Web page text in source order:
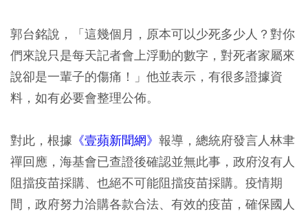
郭台銘說，「這幾個月，原本可以少死多少人？對你
們來說只是每天記者會上浮動的數字，對死者家屬來
說卻是一輩子的傷痛！」他並表示，有很多證據資
料，如有必要會整理公佈。
對此，根據 《壹蘋新聞網》 報導，總統府發言人林聿
禪回應，海基會已查證後確認並無此事，政府沒有人
阻擋疫苗採購、也絕不可能阻擋疫苗採購。疫情期
間，政府努力洽購各款合法、有效的疫苗，確保國人